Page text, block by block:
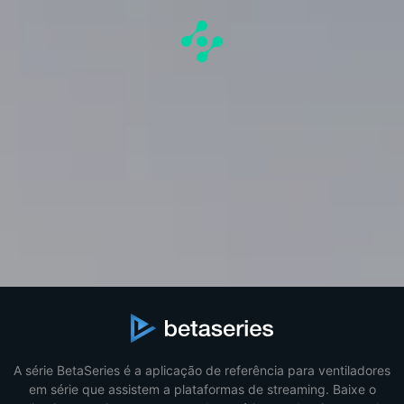
A série BetaSeries é a aplicação de referência para ventiladores
em série que assistem a plataformas de streaming. Baixe o